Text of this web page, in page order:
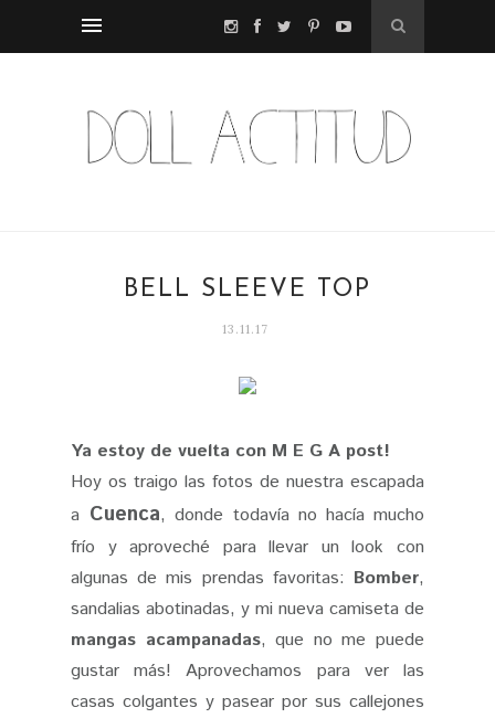
BELL SLEEVE TOP
13.11.17
Ya estoy de vuelta con M E G A post!
Hoy os traigo las fotos de nuestra escapada
a Cuenca, donde todavía no hacía mucho
frío y aproveché para llevar un look con
algunas de mis prendas favoritas: Bomber,
sandalias abotinadas, y mi nueva camiseta de
mangas acampanadas, que no me puede
gustar más! Aprovechamos para ver las
casas colgantes y pasear por sus callejones